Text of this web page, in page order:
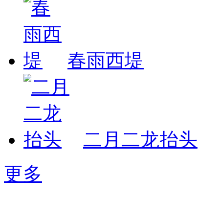
春雨西堤
二月二龙抬头
更多